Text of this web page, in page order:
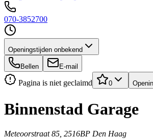
070-3852700
Openingstijden onbekend
Bellen E-mail
Pagina is niet geclaimd 0
Binnenstad Garage
Meteoorstraat 85, 2516BP Den Haag